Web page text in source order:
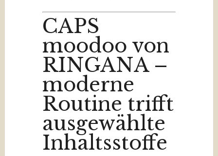
CAPS
moodoo von
RINGANA –
moderne
Routine trifft
ausgewählte
Inhaltsstoffe